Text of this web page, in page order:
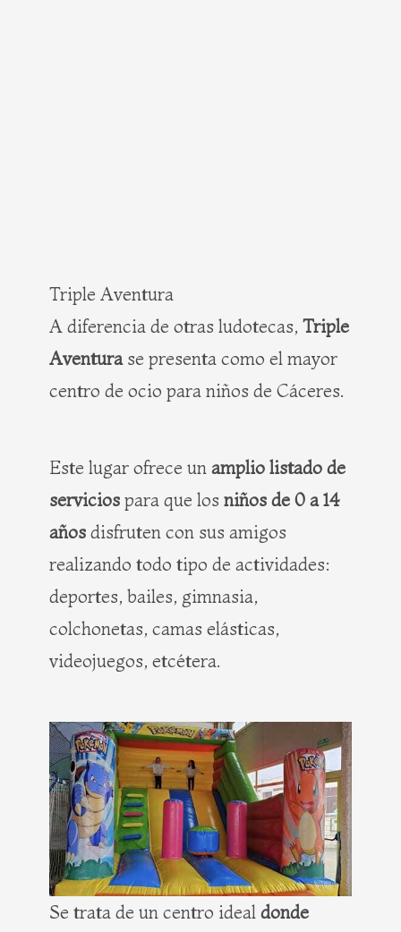
Triple Aventura
A diferencia de otras ludotecas, Triple
Aventurase presenta como el mayor
centro de ocio para niños de Cáceres.
Este lugar ofrece un amplio listado de
servicios para que los niños de 0 a 14
años disfruten con sus amigos
realizando todo tipo de actividades:
deportes, bailes, gimnasia,
colchonetas, camas elásticas,
videojuegos, etcétera.
Se trata de un centro ideal donde